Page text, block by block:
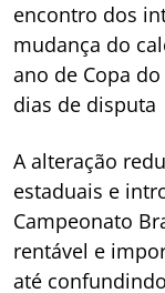
encontro dos
mudança do
ano de Copa
dias de disputa
A alteração
estaduais e
Campeonato
rentável e
até